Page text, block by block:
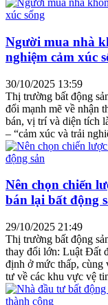
Người mua nhà
nghiệm cảm xúc
30/10/2025 13:59
Thị trường bất động
đổi mạnh mẽ về nhận
bán, vị trí và diện tích
– “cảm xúc và trải
Nên chọn chiến
bán lại bất động
29/10/2025 21:49
Thị trường bất động
thay đổi lớn: Luật Đất
định ở mức thấp, cùng
tư về các khu vực vệ